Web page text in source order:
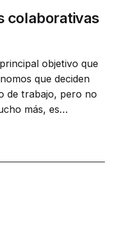
colaborativas
objetivo que
que deciden
de trabajo, pero no
más, es…